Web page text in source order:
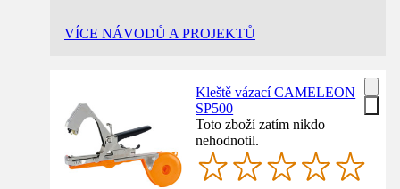
VÍCE NÁVODŮ A PROJEKTŮ
Kleště vázací CAMELEON
SP500
Toto zboží zatím nikdo
nehodnotil.